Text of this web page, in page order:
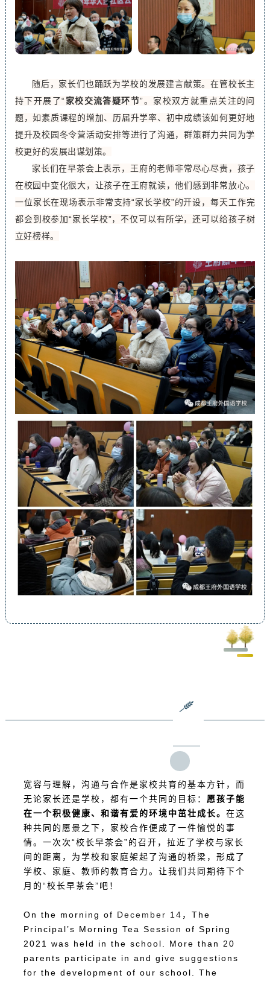
随后，家长们也踊跃为学校的发展建言献策。在管校长主
持下开展了“ 家校交流答疑环节”。家校双方就重点关注的问
题，如素质课程的增加、历届升学率、初中成绩该如何更好地
提升及校园冬令营活动安排等进行了沟通，群策群力共同为学
校更好的发展出谋划策。
家长们在早茶会上表示，王府的老师非常尽心尽责，孩子
在校园中变化很大，让孩子在王府就读，他们感到非常放心。
一位家长在现场表示非常支持“家长学校”的开设，每天工作完
都会到校参加“家长学校”，不仅可以有所学，还可以给孩子树
立好榜样。
宽容与理解，沟通与合作是家校共育的基本方针，而
无论家长还是学校，都有一个共同的目标： 愿孩子能
在一个积极健康、和谐有爱的环境中茁壮成长。 在这
种共同的愿景之下，家校合作便成了一件愉悦的事
情。一次次“校长早茶会”的召开，拉近了学校与家长
间的距离，为学校和家庭架起了沟通的桥梁，形成了
学校、家庭、教师的教育合力。让我们共同期待下个
月的“校长早茶会”吧！
On the morning of December 14 ，The
Principal’s Morning Tea Session of Spring
2021 was held in the school. More than 20
parents participate in and give suggestions
for the development of our school. The